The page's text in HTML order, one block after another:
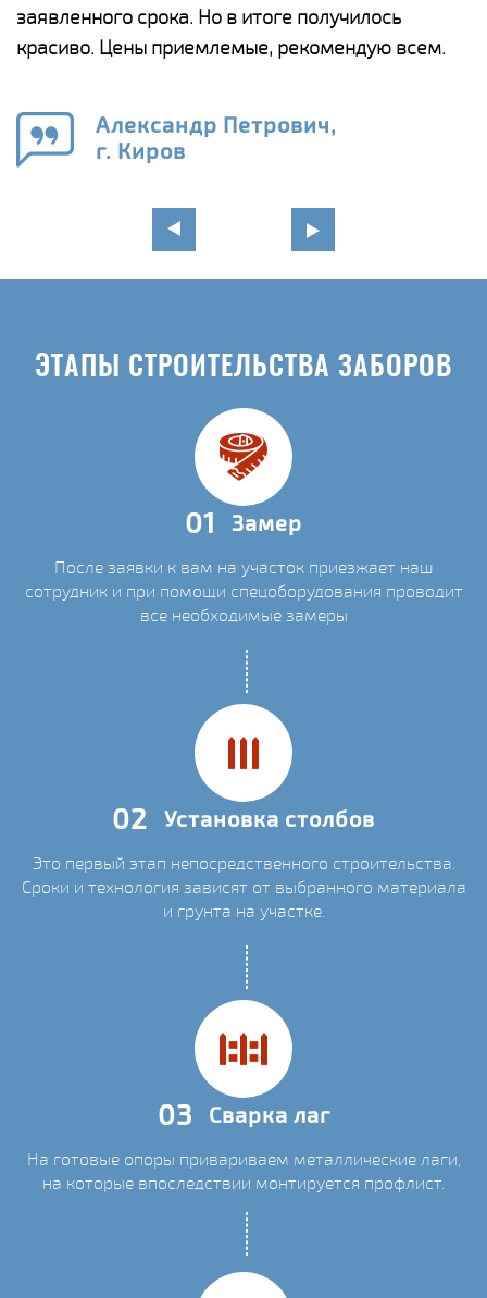
заявленного срока. Но в итоге получилось
красиво. Цены приемлемые, рекомендую всем.
Александр Петрович,
г. Киров
ЭТАПЫ СТРОИТЕЛЬСТВА ЗАБОРОВ
01 Замер
После заявки к вам на участок приезжает наш
сотрудник и при помощи спецоборудования проводит
все необходимые замеры
02 Установка столбов
Это первый этап непосредственного строительства.
Сроки и технология зависят от выбранного материала
и грунта на участке.
03 Сварка лаг
На готовые опоры привариваем металлические лаги,
на которые впоследствии монтируется профлист.